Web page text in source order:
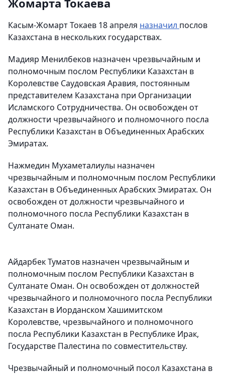
Жомарта Токаева
Касым-Жомарт Токаев 18 апреля назначил послов
Казахстана в нескольких государствах.
Мадияр Менилбеков назначен чрезвычайным и
полномочным послом Республики Казахстан в
Королевстве Саудовская Аравия, постоянным
представителем Казахстана при Организации
Исламского Сотрудничества. Он освобожден от
должности чрезвычайного и полномочного посла
Республики Казахстан в Объединенных Арабских
Эмиратах.
Нажмедин Мухаметалиулы назначен
чрезвычайным и полномочным послом Республики
Казахстан в Объединенных Арабских Эмиратах. Он
освобожден от должности чрезвычайного и
полномочного посла Республики Казахстан в
Султанате Оман.
Айдарбек Туматов назначен чрезвычайным и
полномочным послом Республики Казахстан в
Султанате Оман. Он освобожден от должностей
чрезвычайного и полномочного посла Республики
Казахстан в Иорданском Хашимитском
Королевстве, чрезвычайного и полномочного
посла Республики Казахстан в Республике Ирак,
Государстве Палестина по совместительству.
Чрезвычайный и полномочный посол Казахстана в